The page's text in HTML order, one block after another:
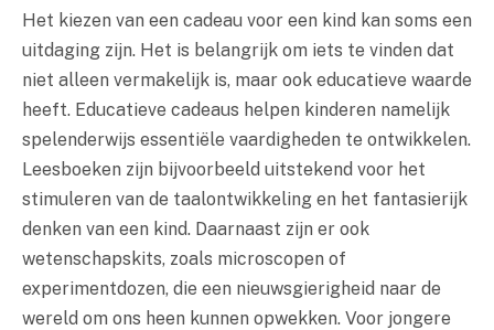
Het kiezen van een cadeau voor een kind kan soms een
uitdaging zijn. Het is belangrijk om iets te vinden dat
niet alleen vermakelijk is, maar ook educatieve waarde
heeft. Educatieve cadeaus helpen kinderen namelijk
spelenderwijs essentiële vaardigheden te ontwikkelen.
Leesboeken zijn bijvoorbeeld uitstekend voor het
stimuleren van de taalontwikkeling en het fantasierijk
denken van een kind. Daarnaast zijn er ook
wetenschapskits, zoals microscopen of
experimentdozen, die een nieuwsgierigheid naar de
wereld om ons heen kunnen opwekken. Voor jongere